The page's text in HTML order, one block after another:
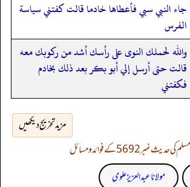
جاء النبي سبي فأعطاها خادما قالت كفتني سياسة
الفرس
والله لحملك النوى على رأسك أشد من ركوبك معه
قالت حتى أرسل إلي أبو بكر بعد ذلك بخادم
فكفتني
مزید تخریج دیکھیں
کی حدیث نمبر 5692 کے فوائد و مسائل
مولانا عبد العزیز علوی